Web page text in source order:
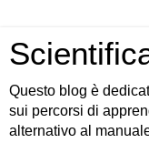
Questo blog è
sui percorsi di
alternativo al